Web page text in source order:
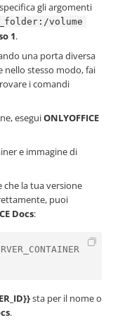
gli argomenti
volume
1.
una porta diversa
nello stesso modo, fai
i comandi
eseguiONLYOFFICE
e immagine di
che la tua versione
puoi
Docs:
sta per il nome o
.